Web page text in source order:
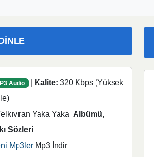
Audio Kalite: 320 Kbps (Yüksek
Yaka Yaka Albümü,
Sözleri
Mp3lerMp3 İndir